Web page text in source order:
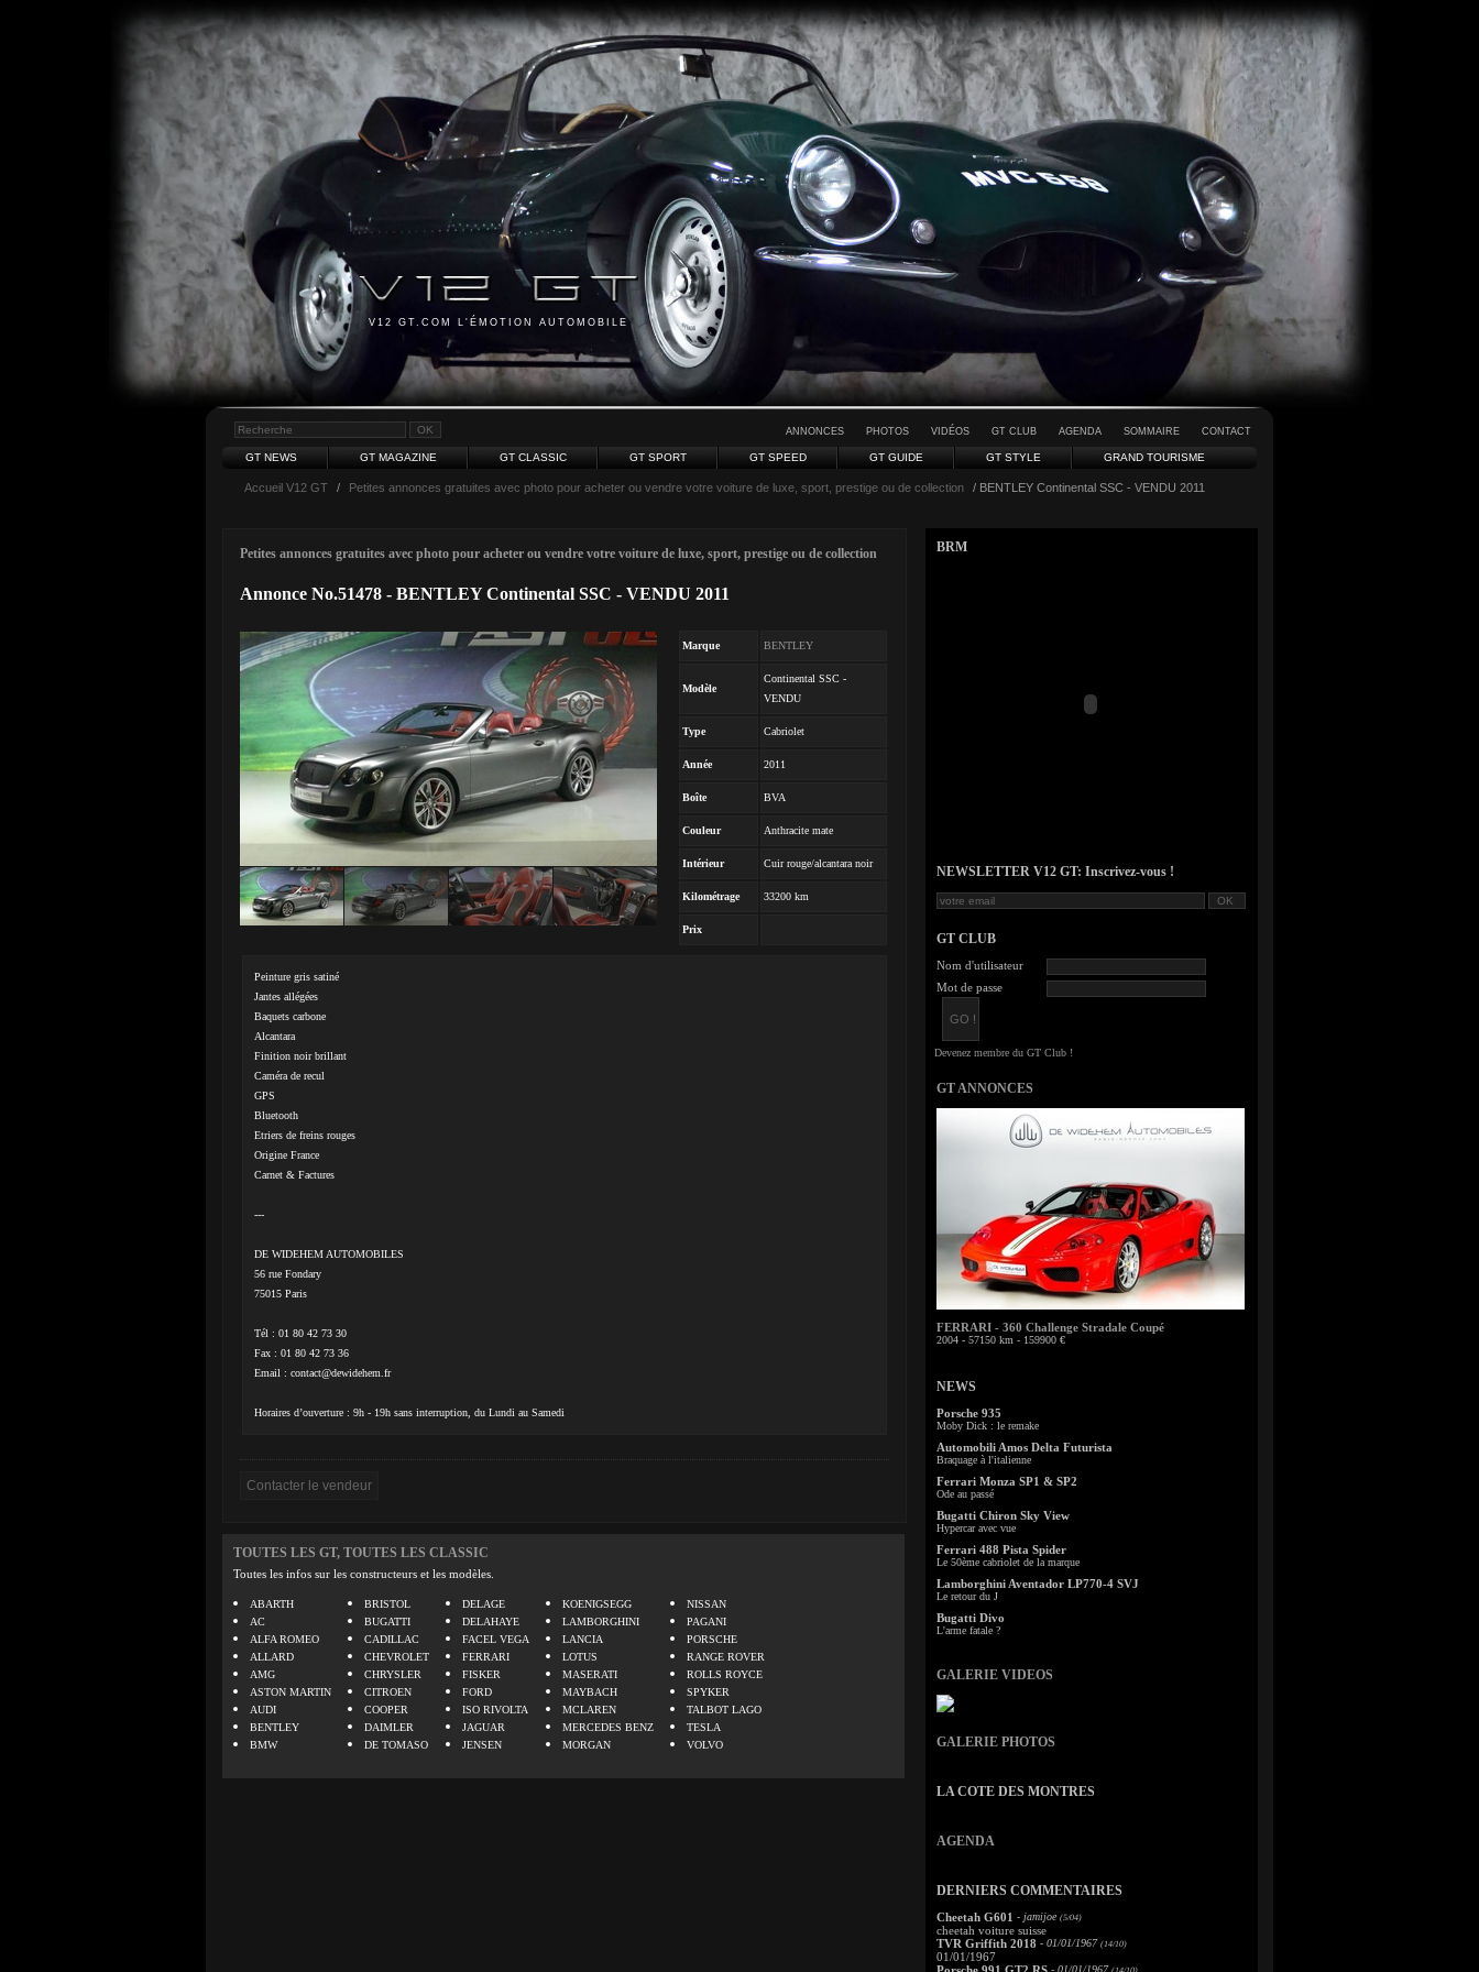
V12 GT.COM L'ÉMOTION AUTOMOBILE
ANNONCES PHOTOS VIDÉOS GT CLUB AGENDA SOMMAIRE CONTACT
GT NEWS GT MAGAZINE GT CLASSIC GT SPORT GT SPEED GT GUIDE GT STYLE GRAND TOURISME
Accueil V12 GT / Petites annonces gratuites avec photo pour acheter ou vendre votre voiture de luxe, sport, prestige ou de collection / BENTLEY Continental SSC - VENDU 2011
Petites annonces gratuites avec photo pour acheter ou vendre votre voiture de luxe, sport, prestige ou de collection
Annonce No.51478 - BENTLEY Continental SSC - VENDU 2011
Marque BENTLEY
Modèle
Continental SSC -
VENDU
Type Cabriolet
Année 2011
Boîte BVA
Couleur Anthracite mate
Intérieur Cuir rouge/alcantara noir
Kilométrage 33200 km
Prix
Peinture gris satiné
Jantes allégées
Baquets carbone
Alcantara
Finition noir brillant
Caméra de recul
GPS
Bluetooth
Etriers de freins rouges
Origine France
Carnet & Factures
---
DE WIDEHEM AUTOMOBILES
56 rue Fondary
75015 Paris
Tél : 01 80 42 73 30
Fax : 01 80 42 73 36
Email : contact@dewidehem.fr
Horaires d’ouverture : 9h - 19h sans interruption, du Lundi au Samedi
TOUTES LES GT, TOUTES LES CLASSIC
Toutes les infos sur les constructeurs et les modèles.
ABARTH
AC
ALFA ROMEO
ALLARD
AMG
ASTON MARTIN
AUDI
BENTLEY
BMW
BRISTOL
BUGATTI
CADILLAC
CHEVROLET
CHRYSLER
CITROEN
COOPER
DAIMLER
DE TOMASO
DELAGE
DELAHAYE
FACEL VEGA
FERRARI
FISKER
FORD
ISO RIVOLTA
JAGUAR
JENSEN
KOENIGSEGG
LAMBORGHINI
LANCIA
LOTUS
MASERATI
MAYBACH
MCLAREN
MERCEDES BENZ
MORGAN
NISSAN
PAGANI
PORSCHE
RANGE ROVER
ROLLS ROYCE
SPYKER
TALBOT LAGO
TESLA
VOLVO
BRM
NEWSLETTER V12 GT: Inscrivez-vous !
GT CLUB
Nom d'utilisateur
Mot de passe
GT ANNONCES
FERRARI - 360 Challenge Stradale Coupé
2004 - 57150 km - 159900 €
NEWS
Porsche 935
Moby Dick : le remake
Automobili Amos Delta Futurista
Braquage à l'italienne
Ferrari Monza SP1 & SP2
Ode au passé
Bugatti Chiron Sky View
Hypercar avec vue
Ferrari 488 Pista Spider
Le 50ème cabriolet de la marque
Lamborghini Aventador LP770-4 SVJ
Le retour du J
Bugatti Divo
L'arme fatale ?
GALERIE VIDEOS
GALERIE PHOTOS
LA COTE DES MONTRES
AGENDA
DERNIERS COMMENTAIRES
Cheetah G601 - jamijoe (5/04)
cheetah voiture suisse
TVR Griffith 2018 - 01/01/1967 (14/10)
01/01/1967
- 01/01/1967